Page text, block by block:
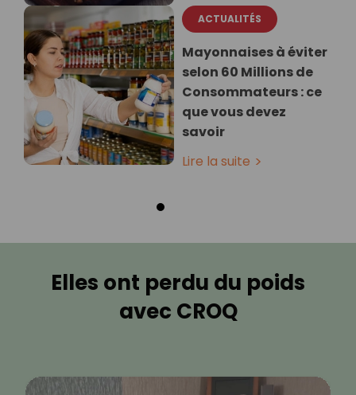
ACTUALITÉS
Mayonnaises à éviter
selon 60 Millions de
Consommateurs : ce
que vous devez
savoir
Lire la suite
Elles ont perdu du poids
avec CROQ